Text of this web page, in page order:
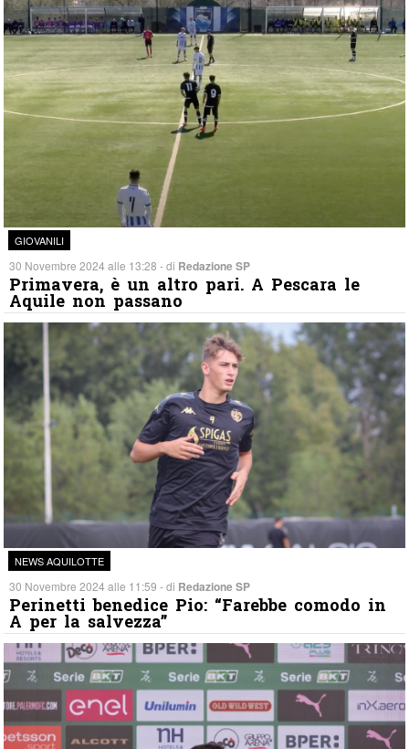
GIOVANILI
30 Novembre 2024 alle 13:28 - di Redazione SP
Primavera, è un altro pari. A Pescara le
Aquile non passano
NEWS AQUILOTTE
30 Novembre 2024 alle 11:59 - di Redazione SP
Perinetti benedice Pio: “Farebbe comodo in
A per la salvezza”